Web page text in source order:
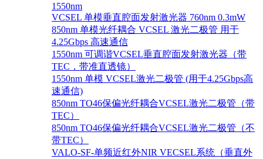
1550nm
VCSEL 单模垂直腔面发射激光器 760nm 0.3mW
850nm 单模光纤耦合 VCSEL 激光二极管 用于
4.25Gbps 高速通信
1550nm 可调谐VCSEL垂直腔面发射激光器（带
TEC，带准直透镜）
1550nm 单模 VCSEL激光二极管 (用于4.25Gbps高
速通信)
850nm TO46保偏光纤耦合VCSEL激光二极管（带
TEC）
850nm TO46保偏光纤耦合VCSEL激光二极管（不
带TEC）
VALO-SF-单频近红外NIR VECSEL系统（垂直外